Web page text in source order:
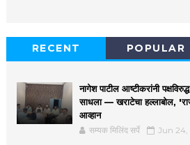
RECENT POPULAR
नागेश पाटील आष्टीकरांनी
साधला — खराटेचा हल्लाबोल,
आव्हान
सम्यक मिलिंद सर्पे Jun